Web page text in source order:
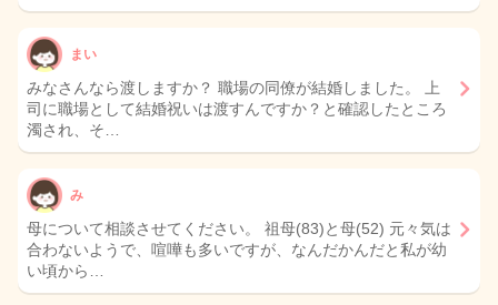
まい
みなさんなら渡しますか？ 職場の同僚が結婚しました。 上
司に職場として結婚祝いは渡すんですか？と確認したところ
濁され、そ…
み
母について相談させてください。 祖母(83)と母(52) 元々気は
合わないようで、喧嘩も多いですが、なんだかんだと私が幼
い頃から…